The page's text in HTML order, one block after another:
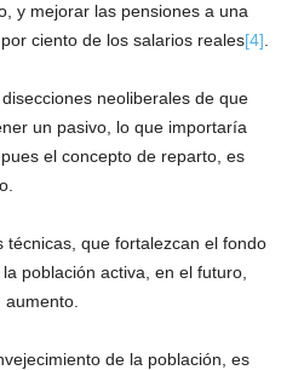
y mejorar las pensiones a una
ciento de los salarios reales[4]
neoliberales de que
un pasivo, lo que importaría
el concepto de reparto, es
que fortalezcan el fondo
población activa, en el futuro,
de la población, es